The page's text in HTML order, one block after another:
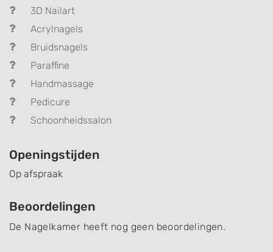
3D Nailart
Acrylnagels
Bruidsnagels
Paraffine
Handmassage
Pedicure
Schoonheidssalon
Openingstijden
Op afspraak
Beoordelingen
De Nagelkamer heeft nog geen beoordelingen.